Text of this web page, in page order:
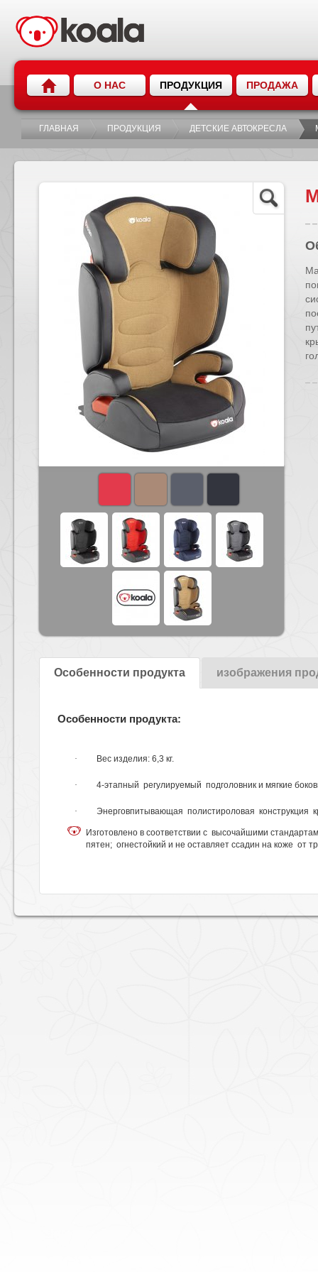
О НАС ПРОДУКЦИЯ ПРОДАЖА
ГЛАВНАЯ ПРОДУКЦИЯ ДЕТСКИЕ АВТОКРЕСЛА
Особенности продукта изображения
Особенности продукта:
· Вес изделия: 6,3 кг.
· 4-этапный регулируемый подголовник и мягкие
· Энерговпитывающая полистироловая конструкция
Изготовлено в соответствии с высочайшими
пятен; огнестойкий и не оставляет ссадин на коже от